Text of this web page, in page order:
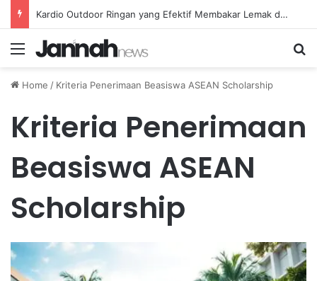
Kebiasaan Sehat Harian untuk Menjaga Stamina Tubuh Tetap Stabil dan Optimal
Menu
Home / Kriteria Penerimaan Beasiswa ASEAN Scholarship
Kriteria Penerimaan
Beasiswa ASEAN
Scholarship